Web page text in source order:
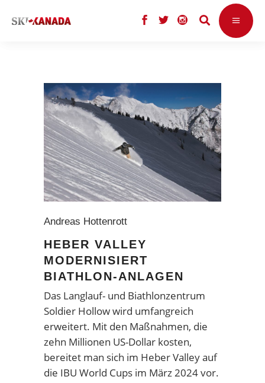
Andreas Hottenrott
HEBER VALLEY
MODERNISIERT
BIATHLON-ANLAGEN
Das Langlauf- und Biathlonzentrum
Soldier Hollow wird umfangreich
erweitert. Mit den Maßnahmen, die
zehn Millionen US-Dollar kosten,
bereitet man sich im Heber Valley auf
die IBU World Cups im März 2024 vor.